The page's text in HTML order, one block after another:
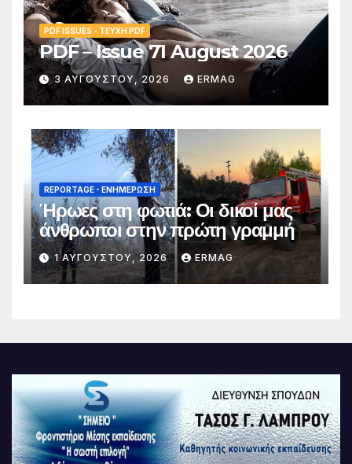
PDF ISSUES - ΤΕΎΧΗ PDF
PDF – Issue 71 August 2026
3 ΑΥΓΟΎΣΤΟΥ, 2026 ERMAG
REPORTAGE - EΝΗΜΈΡΩΣΗ
Ήρωες στη φωτιά: Οι δικοί μας
άνθρωποι στην πρώτη γραμμή
1 ΑΥΓΟΎΣΤΟΥ, 2026 ERMAG